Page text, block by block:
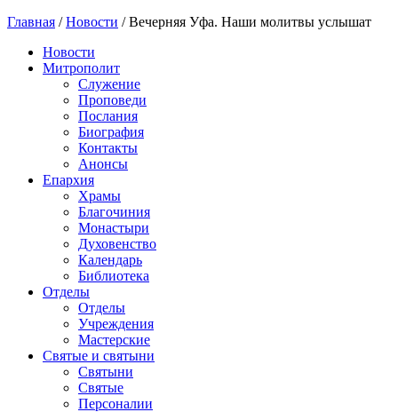
Главная /Новости /Вечерняя Уфа. Наши молитвы услышат
Новости
Митрополит
Служение
Проповеди
Послания
Биография
Контакты
Анонсы
Епархия
Храмы
Благочиния
Монастыри
Духовенство
Календарь
Библиотека
Отделы
Отделы
Учреждения
Мастерские
Святые и святыни
Cвятыни
Cвятые
Персоналии